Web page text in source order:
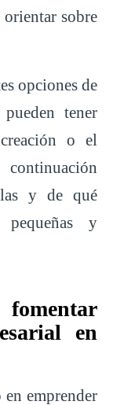
sobre
opciones de
tener
o el
y de qué
y
fomentar
en
en emprender